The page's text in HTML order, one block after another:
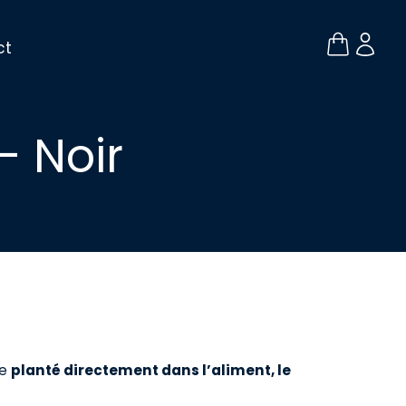
Noir
planté directement dans l’aliment, le